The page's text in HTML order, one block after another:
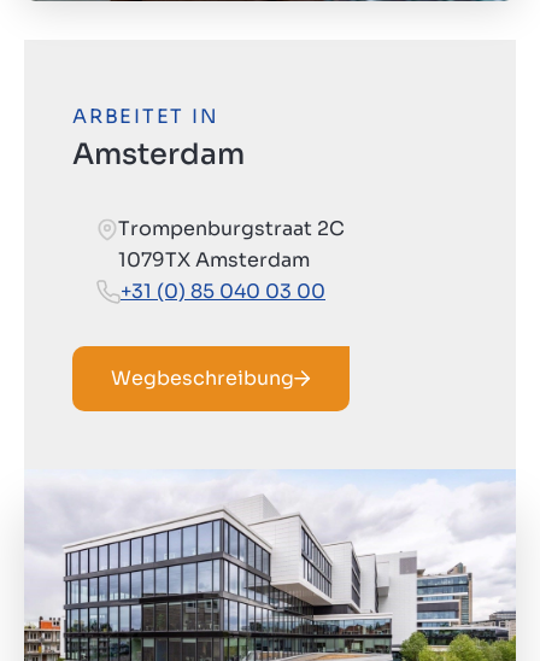
ARBEITET IN
Amsterdam
Trompenburgstraat 2C
1079TX Amsterdam
+31 (0) 85 040 03 00
Wegbeschreibung